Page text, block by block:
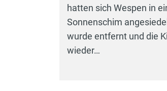
hatten sich Wespen in
Sonnenschim
wurde entfernt und die
wieder…